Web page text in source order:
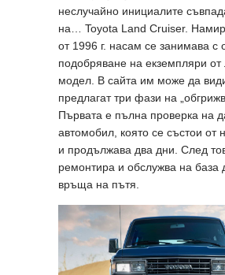
неслучайно инициалите
на… Toyota Land Cruiser.
от 1996 г. насам се занимава с
подобряване на екземпляри от
модел. В сайта им може да
предлагат три фази на
Първата е пълна проверка на
автомобил, която се състои от
и продължава два дни. След
ремонтира и обслужва на база
връща на пътя.